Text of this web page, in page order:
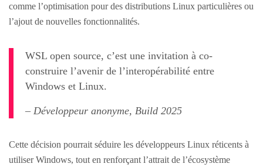
comme l’optimisation pour des distributions Linux particulières ou
l’ajout de nouvelles fonctionnalités.
WSL open source, c’est une invitation à co-
construire l’avenir de l’interopérabilité entre
Windows et Linux.
– Développeur anonyme, Build 2025
Cette décision pourrait séduire les développeurs Linux réticents à
utiliser Windows, tout en renforçant l’attrait de l’écosystème